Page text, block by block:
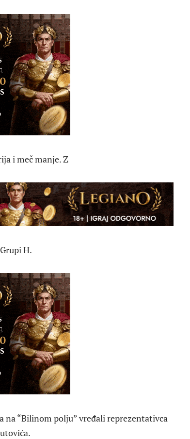
i meč manje. Z
H.
na “Bilinom polju” vređali reprezentativca